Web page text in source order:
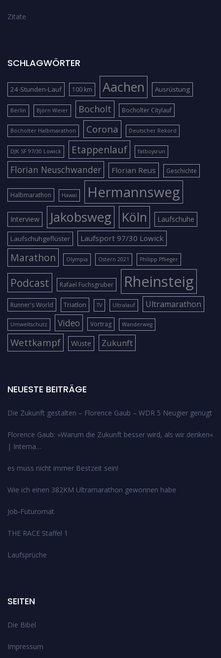
Zitate
SCHLAGWÖRTER
24-Stunden-Lauf 100 km Aachen Ausrüstung
Berlin Björn Weier Bocholt Bocholter Citylauf
Bocholter Halbmarathon Corona Deutscher Rekord
DJK SF 97/30 Lowick Etappenlauf fatboysrun
Florian Neuschwander Florian Reus Geschichte
Halbmarathon Hawai Hermannsweg
Interview Jakobsweg Köln Laufschuhe
Laufschuhgeflüster Laufsport 97/30 Lowick
Marathon Olympia Ostern 2021 Philipp Pflieger
Podcast Rafael Fuchsgruber Rheinsteig
Runner's World Triatlon TV Ultralauf Ultramarathon
Umweltschutz Video Vortrag Wanderweg
Wettkampf Wüste Zukunft
NEUESTE BEITRÄGE
Die Zukunft gestalten – Florence Gaub – WDR 5 Neugier genügt
Florence Gaub: »Warum die Zukunft besser wird, als wir denken«
| Interna…
es muss nicht immer Bestzeit sein!
Wie ich einen 382KM Ultramarathon gewonnen habe
Job-Futuromat
THE RACE Staffel 1
Laufsprüche
SEITEN
Die Bibel
Impressum